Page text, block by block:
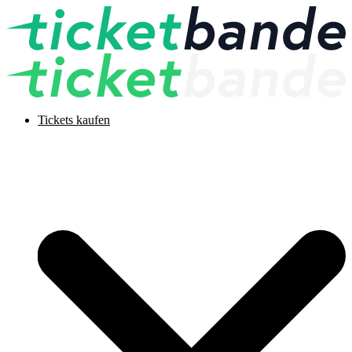
Tickets kaufen